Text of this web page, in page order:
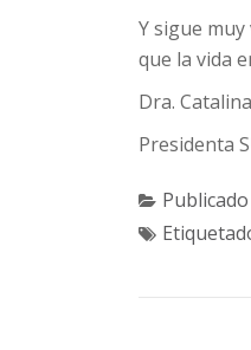
Y sigue
que la vida
Dra.
Presidenta